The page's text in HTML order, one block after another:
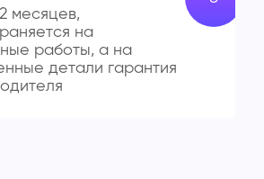
месяцев,
на
работы, а на
детали гарантия